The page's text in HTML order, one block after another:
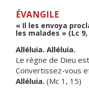
ÉVANGILE
« Il les envoya
les malades » (Lc 9,
Alléluia. Alléluia.
Le règne de Dieu
Convertissez-vous
Alléluia. (Mc 1, 15)